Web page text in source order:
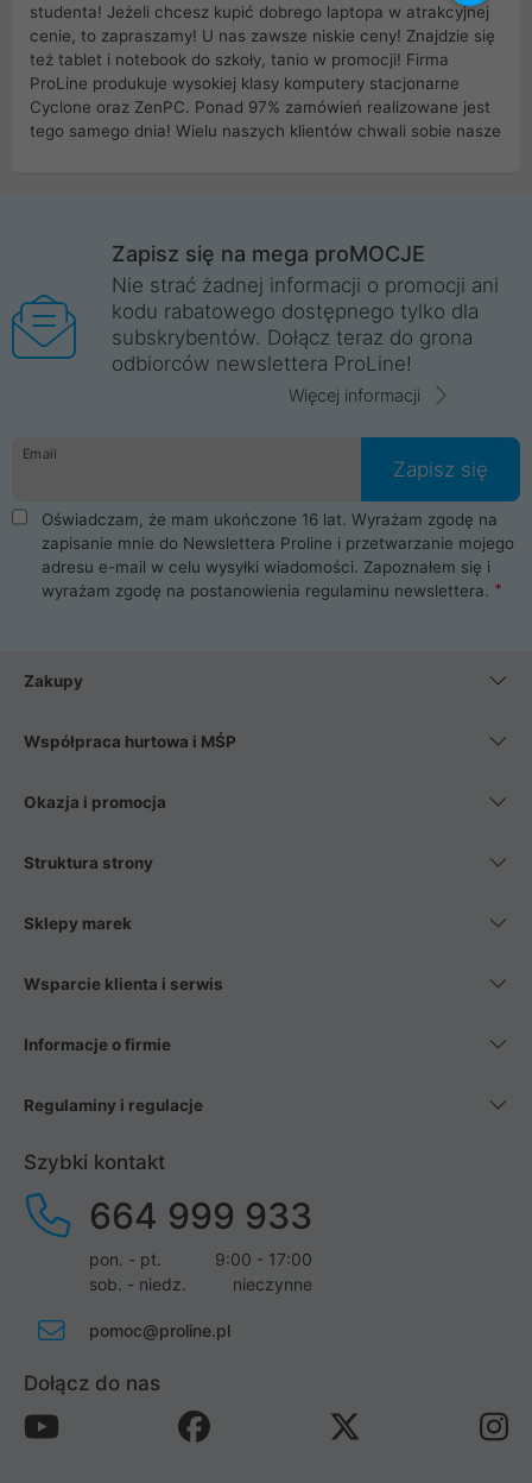
studenta! Jeżeli chcesz kupić dobrego laptopa w atrakcyjnej
cenie, to zapraszamy! U nas zawsze niskie ceny! Znajdzie się
też tablet i notebook do szkoły, tanio w promocji! Firma
ProLine produkuje wysokiej klasy komputery stacjonarne
Cyclone oraz ZenPC. Ponad 97% zamówień realizowane jest
tego samego dnia! Wielu naszych klientów chwali sobie nasze
Wrocław, Poznań, Legnica, Katowice, Gliwice, Kalisz, Bytom,
Trzebnica, Opole. Szybka i profesjonalna obsługa!
ProLine to polska firma ze 100% polskim kapitałem. Działamy
legalnie i płacimy podatki w naszym kraju! Posiadamy siedzibę
główną w Mirkowie oraz salony na terenie kraju. Cała
komunikacja ze sklepem komputerowym ProLine jest
danych osobowych. Dlatego zakup notebooka albo laptopa w
ProLine to czysta przyjemność i pełne bezpieczeństwo.
Zaopatrzysz się u nas w akcesoria i części komputerowe
takie jak procesory, karty graficzne, płyty główne, pamięci,
dyski SSD, M.2 oraz HDD. Nasi pracownicy pomogą Ci wybrać
najlepszy zasilacz komputerowy oraz obudowę do komputera.
Poza komputerami mamy również najlepsze na rynku
Smartfony takich producentów jak Xiaomi, Apple, Samsung i
wentylatory. Na koniec mając już to wszystko, możesz
Zapisz się na mega proMOCJE
Nie strać żadnej informacji o promocji ani
kodu rabatowego dostępnego tylko dla
subskrybentów. Dołącz teraz do grona
odbiorców newslettera ProLine!
Więcej informacji
Email
Zapisz się
Oświadczam, że mam ukończone 16 lat. Wyrażam zgodę na
zapisanie mnie do Newslettera Proline i przetwarzanie mojego
adresu e-mail w celu wysyłki wiadomości. Zapoznałem się i
wyrażam zgodę na postanowienia regulaminu newslettera.
Zakupy
Współpraca hurtowa i MŚP
Okazja i promocja
Struktura strony
Sklepy marek
Wsparcie klienta i serwis
Informacje o firmie
Regulaminy i regulacje
Szybki kontakt
664 999 933
pon. - pt.
9:00 - 17:00
sob. - niedz.
nieczynne
pomoc@proline.pl
Dołącz do nas